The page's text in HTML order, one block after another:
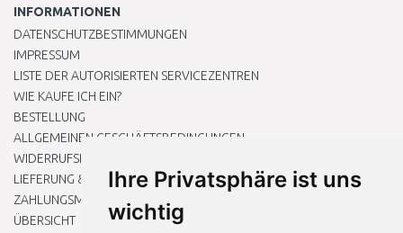
Ihre Privatsphäre ist uns
wichtig
INFORMATIONEN
DATENSCHUTZBESTIMMUNGEN
IMPRESSUM
LISTE DER AUTORISIERTEN SERVICEZENTREN
WIE KAUFE ICH EIN?
BESTELLUNG
ALLGEMEINEN GESCHÄFTSBEDINGUNGEN
WIDERRUFSRECHT
LIEFERUNG & ZAHLUNG
ZAHLUNGSMETHODEN
ÜBERSICHT